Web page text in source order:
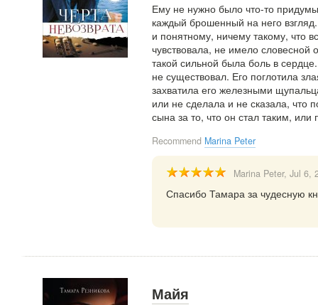
Ему не нужно было что-то
каждый брошенный на него
и понятному, ничему такому, что
чувствовала, не имело словесной
такой сильной была боль в
не существовал. Его поглотила
захватила его железными
или не сделала и не сказала, что
сына за то, что он стал таким,
Recommend Marina Peter
Marina Peter, Jul 6,
Спасибо Тамара за чудесную
Майя